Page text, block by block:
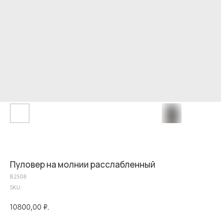
Пуловер на молнии расслабленный
B2508
SKU:
10800,00 ₽.